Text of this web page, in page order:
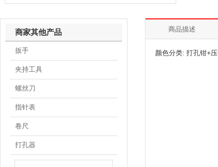
商品描述
颜色分类: 打孔钳+
商家其他产品
扳手
夹持工具
螺丝刀
指针表
卷尺
打孔器